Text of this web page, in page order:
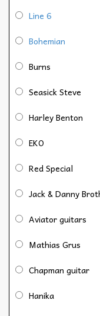
Line 6
Bohemian
Burns
Seasick Steve
Harley Benton
EKO
Red Special
Jack & Danny
Aviator guitars
Mathias Grus
Chapman guitar
Hanika